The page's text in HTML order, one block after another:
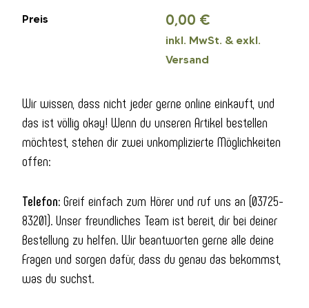
Preis 0,00 €
inkl. MwSt. & exkl.
Versand
Wir wissen, dass nicht jeder gerne online einkauft, und
das ist völlig okay! Wenn du unseren Artikel bestellen
möchtest, stehen dir zwei unkomplizierte Möglichkeiten
offen:
Telefon: Greif einfach zum Hörer und ruf uns an (03725-
83201). Unser freundliches Team ist bereit, dir bei deiner
Bestellung zu helfen. Wir beantworten gerne alle deine
Fragen und sorgen dafür, dass du genau das bekommst,
was du suchst.